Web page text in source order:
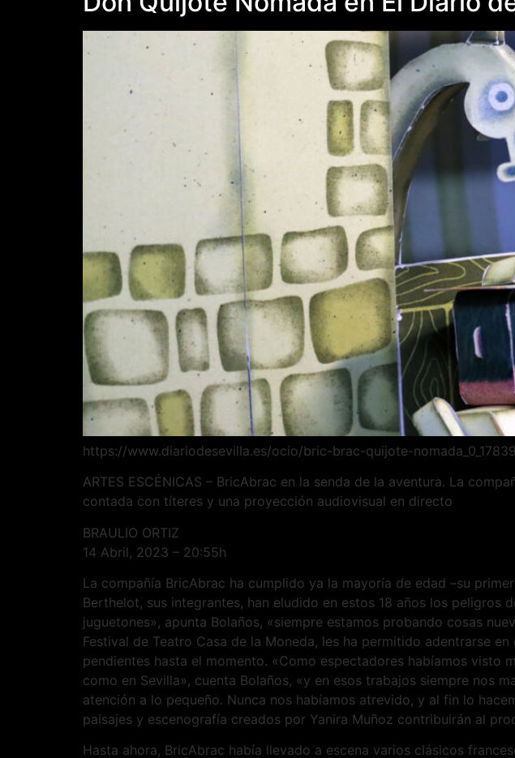
https://www.diariodesevilla.es/ocio/bric-brac-quijote-
ARTES ESCÉNICAS – BricAbrac en la senda de la aventura. La
contada con títeres y una proyección audiovisual en directo
BRAULIO ORTIZ
14 Abril, 2023 – 20:55h
La compañía BricAbrac ha cumplido ya la mayoría de edad –su
Berthelot, sus integrantes, han eludido en estos 18 años los peligros
juguetones», apunta Bolaños, «siempre estamos probando cosas
Festival de Teatro Casa de la Moneda, les ha permitido adentrarse
pendientes hasta el momento. «Como espectadores habíamos visto
como en Sevilla», cuenta Bolaños, «y en esos trabajos siempre nos
atención a lo pequeño. Nunca nos habíamos atrevido, y al fin lo
paisajes y escenografía creados por Yanira Muñoz contribuirán al
Hasta ahora, BricAbrac había llevado a escena varios clásicos